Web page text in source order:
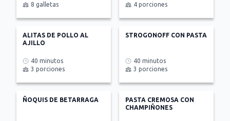
8 galletas
4 porciones
ALITAS DE POLLO AL
AJILLO
40 minutos
3 porciones
STROGONOFF CON PASTA
40 minutos
3 porciones
ÑOQUIS DE BETARRAGA
PASTA CREMOSA CON
CHAMPIÑONES